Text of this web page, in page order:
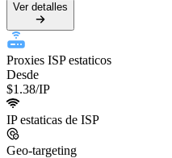
Ver detalles
Proxies ISP estaticos
Desde
$1.38/IP
IP estaticas de ISP
Geo-targeting